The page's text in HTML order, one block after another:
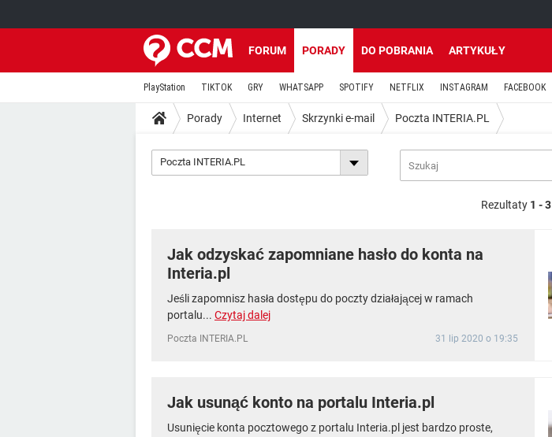
FORUM PORADY DO POBRANIA ARTYKUŁY
PlayStation TIKTOK GRY WHATSAPP SPOTIFY NETFLIX INSTAGRAM FACEBOOK
Porady Internet Skrzynki e-mail Poczta INTERIA.PL
Poczta INTERIA.PL
Rezultaty 1 - 3
Jak odzyskać zapomniane hasło do konta na
Interia.pl
Jeśli zapomnisz hasła dostępu do poczty działającej w ramach
portalu... Czytaj dalej
Poczta INTERIA.PL 31 lip 2020 o 19:35
Jak usunąć konto na portalu Interia.pl
Usunięcie konta pocztowego z portalu Interia.pl jest bardzo proste,